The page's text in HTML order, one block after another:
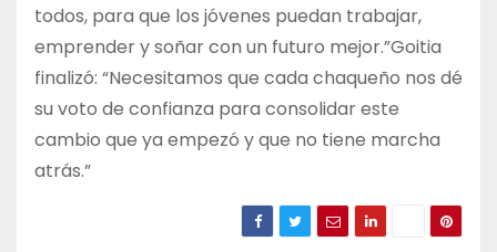
todos, para que los jóvenes puedan trabajar,
emprender y soñar con un futuro mejor.”Goitia
finalizó: “Necesitamos que cada chaqueño nos dé
su voto de confianza para consolidar este
cambio que ya empezó y que no tiene marcha
atrás.”